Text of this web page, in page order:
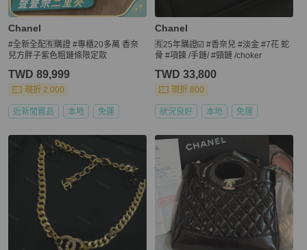
Chanel
#全新全配🈶購證 #專櫃20多萬 香奈
兒方胖子紫色粗鏈條限定款
TWD 89,999
現折 2,000
近新閒置品 本地 免運
Chanel
🈶25年購證☑️ #香奈兒 #淡金 #7花 蛇
骨 #項鍊 /手鏈/ #頸鏈 /choker
TWD 33,800
現折 800
狀況良好 本地 免運